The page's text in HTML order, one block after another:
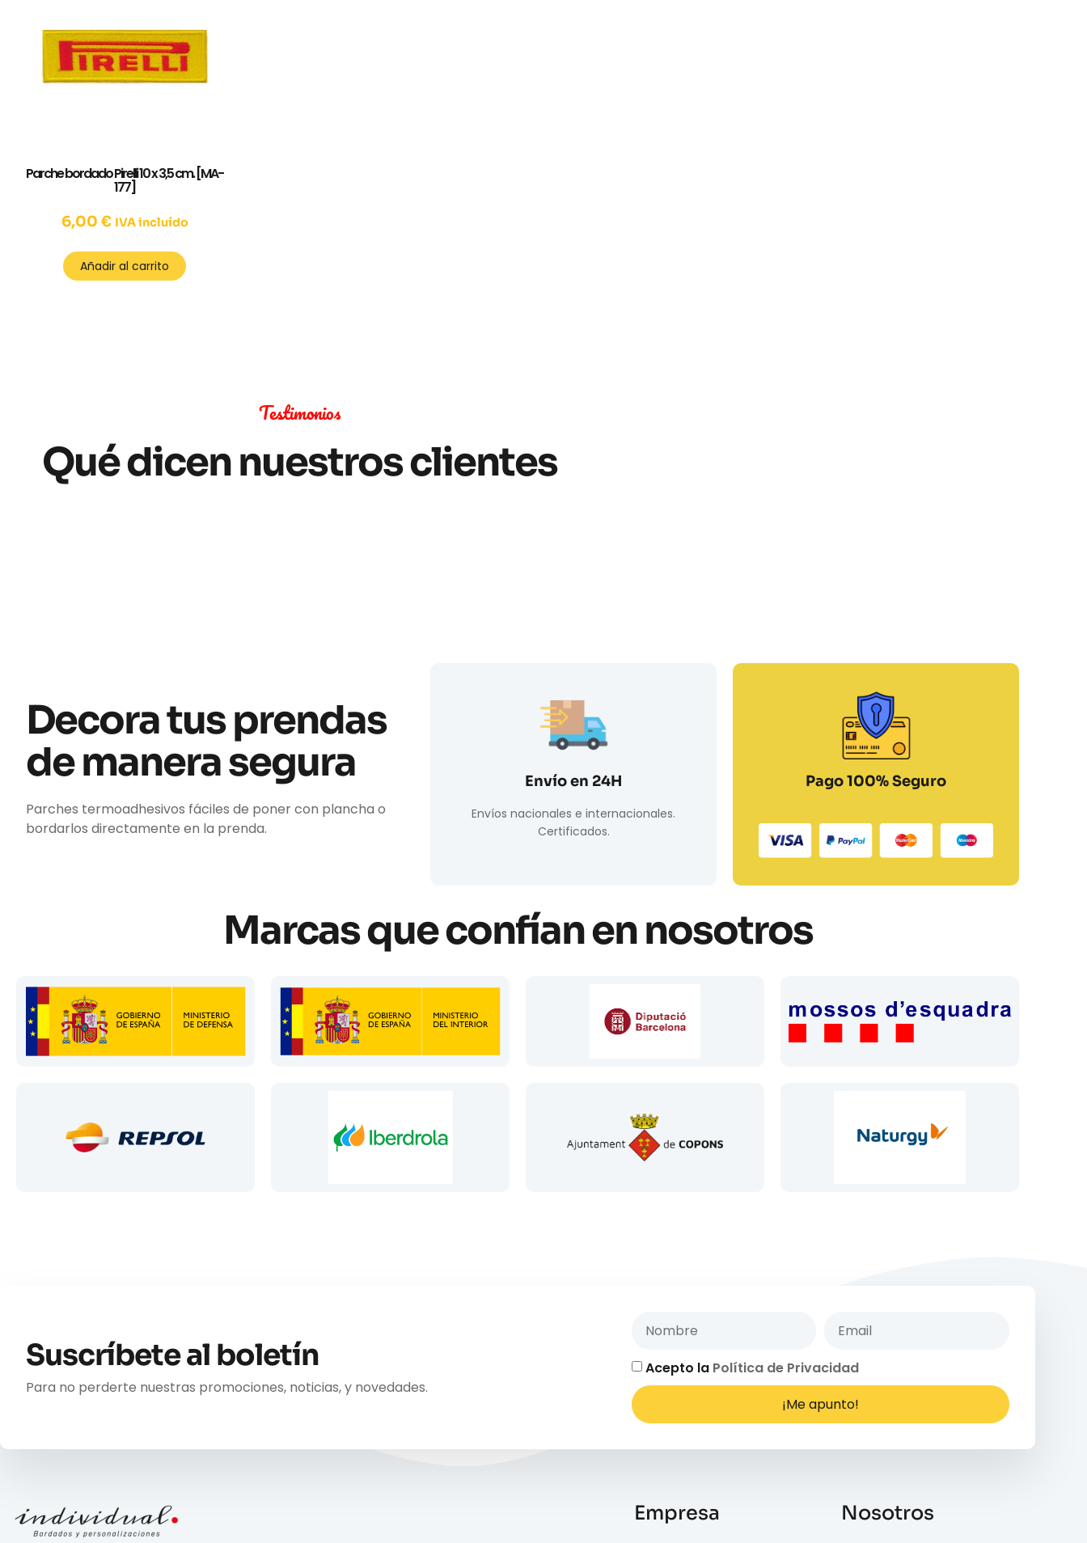
Parche bordado Pirelli 10 x 3,5 cm. [MA-
177]
6,00 € IVA incluído
Añadir al carrito
Testimonios
Qué dicen nuestros clientes
Decora tus prendas
de manera segura
Parches termoadhesivos fáciles de poner con plancha o
bordarlos directamente en la prenda.
Envío en 24H
Envíos nacionales e internacionales.
Certificados.
Pago 100% Seguro
Marcas que confían en nosotros
Suscríbete al boletín
Para no perderte nuestras promociones, noticias, y novedades.
Acepto la Política de Privacidad
¡Me apunto!
Empresa Nosotros